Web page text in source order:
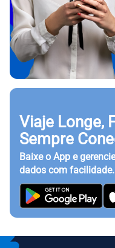
Viaje Longe,
Sempre
Baixe o App e
dados com facilidade.